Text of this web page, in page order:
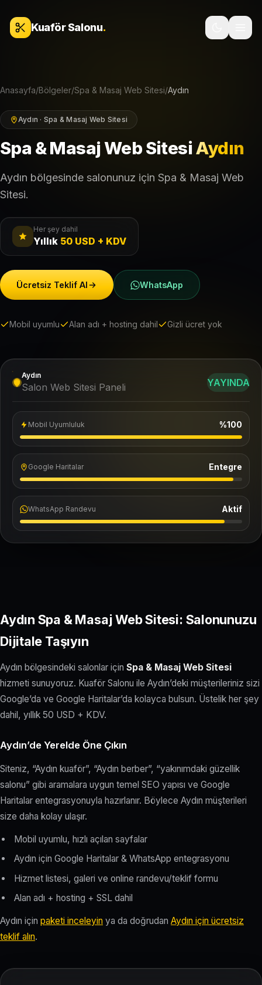
Kuaför Salonu.
Anasayfa/Bölgeler/Spa & Masaj Web Sitesi/Aydın
Aydın · Spa & Masaj Web Sitesi
Spa & Masaj Web SitesiAydın
Aydın bölgesinde salonunuz için Spa & Masaj Web
Sitesi.
Her şey dahil
Yıllık 50 USD + KDV
Ücretsiz Teklif Al WhatsApp
Mobil uyumlu Alan adı + hosting dahil Gizli ücret yok
Aydın
Salon Web Sitesi Paneli YAYINDA
Mobil Uyumluluk %100
Google Haritalar Entegre
WhatsApp Randevu Aktif
Aydın Spa & Masaj Web Sitesi: Salonunuzu
Dijitale Taşıyın
Aydın bölgesindeki salonlar için Spa & Masaj Web Sitesi
hizmeti sunuyoruz. Kuaför Salonu ile Aydın’deki müşterileriniz sizi
Google’da ve Google Haritalar’da kolayca bulsun. Üstelik her şey
dahil, yıllık 50 USD + KDV.
Aydın’de Yerelde Öne Çıkın
Siteniz, “Aydın kuaför”, “Aydın berber”, “yakınımdaki güzellik
salonu” gibi aramalara uygun temel SEO yapısı ve Google
Haritalar entegrasyonuyla hazırlanır. Böylece Aydın müşterileri
size daha kolay ulaşır.
Mobil uyumlu, hızlı açılan sayfalar
Aydın için Google Haritalar & WhatsApp entegrasyonu
Hizmet listesi, galeri ve online randevu/teklif formu
Alan adı + hosting + SSL dahil
Aydın için paketi inceleyin ya da doğrudan Aydın için ücretsiz
teklif alın.